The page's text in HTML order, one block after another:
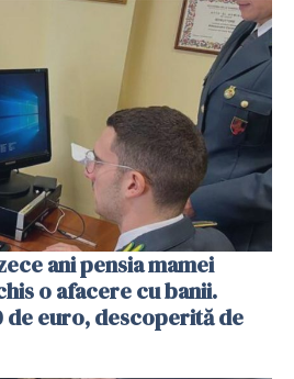
ani pensia mamei
o afacere cu banii.
de euro, descoperită de